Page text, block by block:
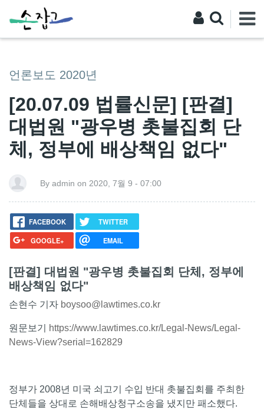
언론보도 2020년
[20.07.09 법률신문] [판결]
대법원 "광우병 촛불집회 단
체, 정부에 배상책임 없다"
By admin on 2020, 7월 9 - 07:00
FACEBOOK
TWITTER
GOOGLE+
EMAIL
[판결] 대법원 "광우병 촛불집회 단체, 정부에
배상책임 없다"
손현수 기자 boysoo@lawtimes.co.kr
원문보기
https://www.lawtimes.co.kr/Legal-News/Legal-
News-View?serial=162829
정부가 2008년 미국 쇠고기 수입 반대 촛불집회를 주최한
단체들을 상대로 손해배상청구소송을 냈지만 패소했다.